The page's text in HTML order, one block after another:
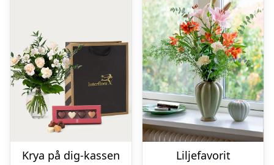
Krya på dig-kassen
Liljefavorit